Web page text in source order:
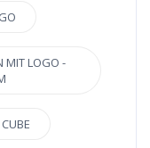
MIT LOGO -